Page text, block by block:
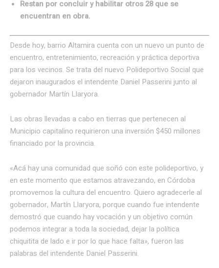
Restan por concluir y habilitar otros 28 que se
encuentran en obra.
Desde hoy, barrio Altamira cuenta con un nuevo un punto de
encuentro, entretenimiento, recreación y práctica deportiva
para los vecinos. Se trata del nuevo Polideportivo Social que
dejaron inaugurados el intendente Daniel Passerini junto al
gobernador Martín Llaryora.
Las obras llevadas a cabo en tierras que pertenecen al
Municipio capitalino requirieron una inversión $450 millones
financiado por la provincia.
«Acá hay una comunidad que soñó con este polideportivo, y
en este momento que estamos atravezando, en Córdoba
promovemos la cultura del encuentro. Quiero agradecerle al
gobernador, Martín Llaryora, porque cuando fue intendente
demostró que cuando hay vocación y un objetivo común
podemos integrar a toda la sociedad, dejar la política
chiquitita de lado e ir por lo que hace falta», fueron las
palabras del intendente Daniel Passerini.